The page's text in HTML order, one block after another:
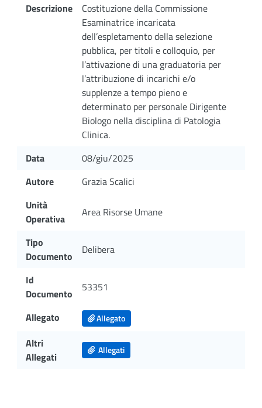
Descrizione
Costituzione della Commissione
Esaminatrice incaricata
dell’espletamento della selezione
pubblica, per titoli e colloquio, per
l’attivazione di una graduatoria per
l’attribuzione di incarichi e/o
supplenze a tempo pieno e
determinato per personale Dirigente
Biologo nella disciplina di Patologia
Clinica.
Data
08/giu/2025
Autore
Grazia Scalici
Unità
Operativa
Area Risorse Umane
Tipo
Documento
Delibera
Id
Documento
53351
Allegato Allegato
Altri
Allegati
Allegati